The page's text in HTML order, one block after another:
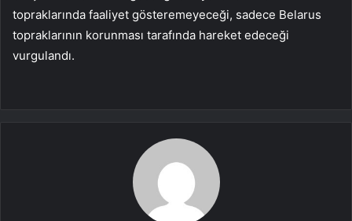
topraklarında faaliyet gösteremeyeceği, sadece Belarus
topraklarının korunması tarafında hareket edeceği
vurgulandı.